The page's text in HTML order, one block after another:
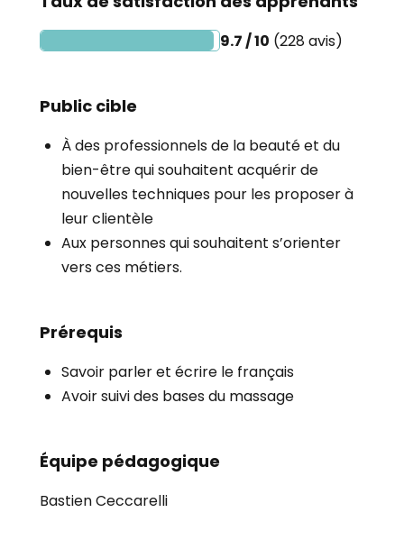
9.7 / 10 (228 avis)
Public cible
À des professionnels de la beauté et du
bien-être qui souhaitent acquérir de
nouvelles techniques pour les proposer à
leur clientèle
Aux personnes qui souhaitent s’orienter
vers ces métiers.
Prérequis
Savoir parler et écrire le français
Avoir suivi des bases du massage
Équipe pédagogique
Bastien Ceccarelli